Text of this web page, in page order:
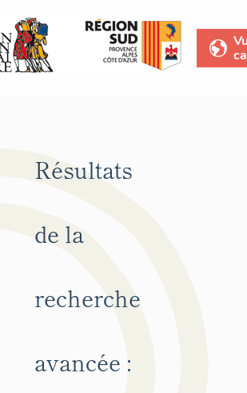
Résultats
de la
recherche
avancée :